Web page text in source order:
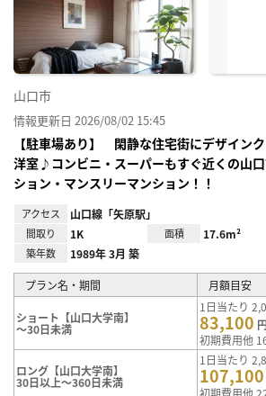
山口市
情報更新日 2026/08/02 15:45
【駐車場あり】 閑静な住宅街にデザイン
洋室♪コンビニ・スーパーもすぐ近くの山
ション・マンスリーマンション！！
アクセス 山口線「矢原駅」
間取り 1K 面積 17.6m²
築年数 1989年 3月 築
プラン名・期間 月額目安
ショート【山口大学南】
～30日未満
1日当たり
83,100
初期費用他
ロング【山口大学南】
30日以上～360日未満
1日当たり
107,100
初期費用他